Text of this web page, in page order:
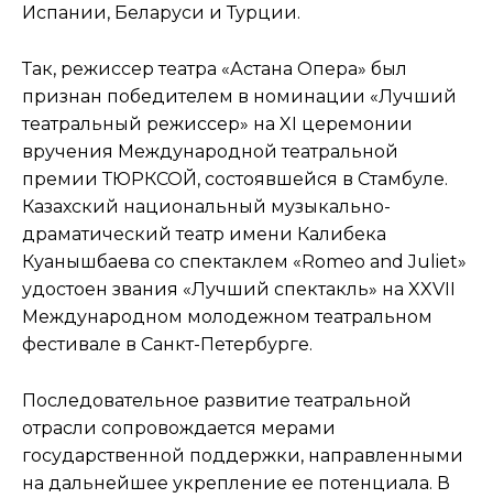
Испании, Беларуси и Турции.
Так, режиссер театра «Астана Опера» был
признан победителем в номинации «Лучший
театральный режиссер» на XI церемонии
вручения Международной театральной
премии ТЮРКСОЙ, состоявшейся в Стамбуле.
Казахский национальный музыкально-
драматический театр имени Калибека
Куанышбаева со спектаклем «Romeo and Juliet»
удостоен звания «Лучший спектакль» на XXVII
Международном молодежном театральном
фестивале в Санкт-Петербурге.
Последовательное развитие театральной
отрасли сопровождается мерами
государственной поддержки, направленными
на дальнейшее укрепление ее потенциала. В